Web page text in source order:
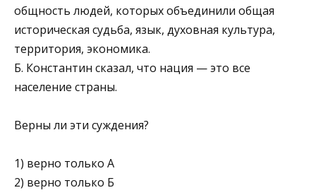
общность людей, которых объединили общая
историческая судь­ба, язык, духовная культура,
территория, экономика.
Б. Константин сказал, что нация — это все
население страны.
Верны ли эти суждения?
1) верно только А
2) верно только Б